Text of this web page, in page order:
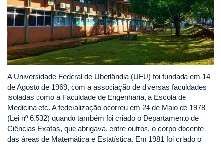
A Universidade Federal de Uberlândia (UFU) foi fundada em 14
de Agosto de 1969, com a associação de diversas faculdades
isoladas como a Faculdade de Engenharia, a Escola de
Medicina etc. A federalização ocorreu em 24 de Maio de 1978
(Lei nº 6.532) quando também foi criado o Departamento de
Ciências Exatas, que abrigava, entre outros, o corpo docente
das áreas de Matemática e Estatística. Em 1981 foi criado o